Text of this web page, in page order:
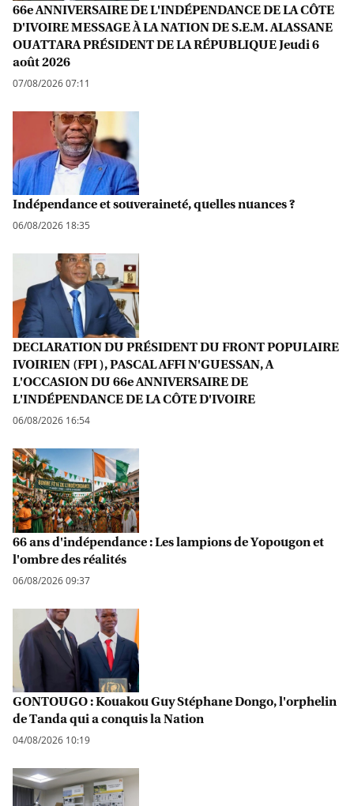
66e ANNIVERSAIRE DE L'INDÉPENDANCE DE LA CÔTE
D'IVOIRE MESSAGE À LA NATION DE S.E.M. ALASSANE
OUATTARA PRÉSIDENT DE LA RÉPUBLIQUE Jeudi 6
août 2026
07/08/2026 07:11
Indépendance et souveraineté, quelles nuances ?
06/08/2026 18:35
DECLARATION DU PRÉSIDENT DU FRONT POPULAIRE
IVOIRIEN (FPI ), PASCAL AFFI N'GUESSAN, A
L'OCCASION DU 66e ANNIVERSAIRE DE
L'INDÉPENDANCE DE LA CÔTE D'IVOIRE
06/08/2026 16:54
66 ans d'indépendance : Les lampions de Yopougon et
l'ombre des réalités
06/08/2026 09:37
GONTOUGO : Kouakou Guy Stéphane Dongo, l'orphelin
de Tanda qui a conquis la Nation
04/08/2026 10:19